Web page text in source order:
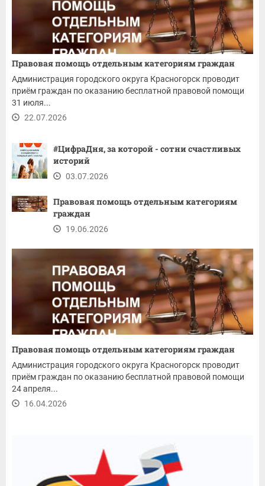
Правовая помощь отдельным категориям граждан
Администрация городского округа Красногорск проводит
приём граждан по оказанию бесплатной правовой помощи
31 июля...
22.07.2026
#ЦифраДня, за которой - сотни счастливых
историй
03.07.2026
Правовая помощь отдельным категориям
граждан
19.06.2026
Правовая помощь отдельным категориям граждан
Администрация городского округа Красногорск проводит
приём граждан по оказанию бесплатной правовой помощи
24 апреля...
16.04.2026